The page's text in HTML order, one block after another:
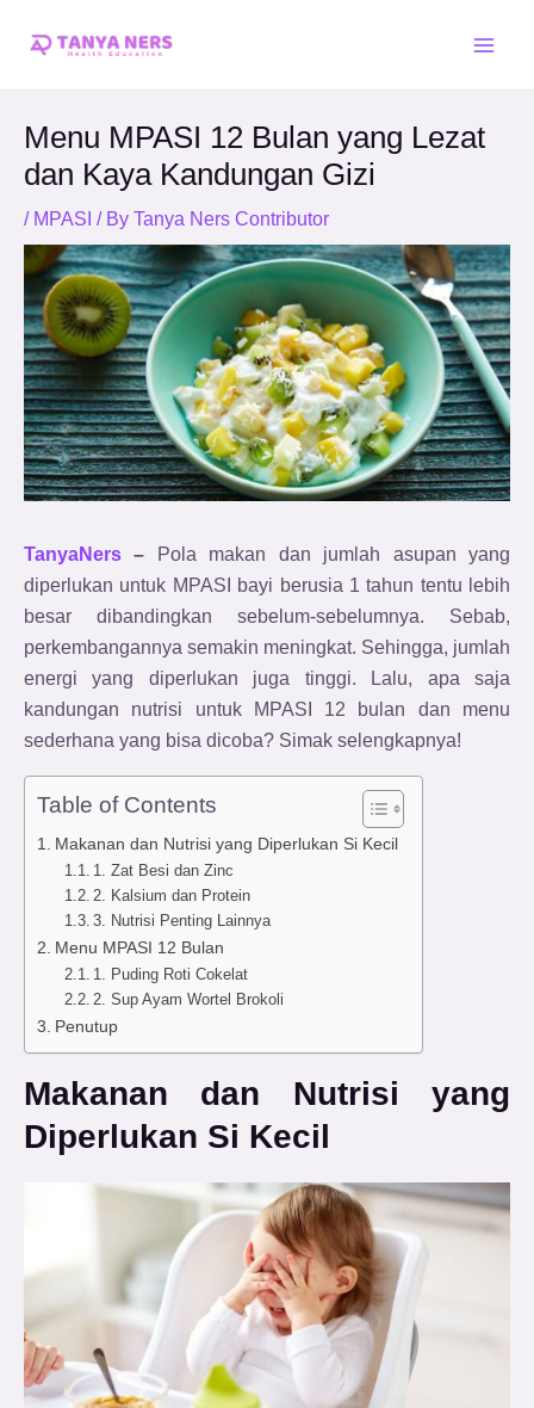
Menu MPASI 12 Bulan yang Lezat
dan Kaya Kandungan Gizi
/ MPASI / By Tanya Ners Contributor
TanyaNers –
Pola makan dan jumlah asupan yang
diperlukan untuk MPASI bayi berusia 1 tahun tentu lebih
besar dibandingkan sebelum-sebelumnya. Sebab,
perkembangannya semakin meningkat. Sehingga, jumlah
energi yang diperlukan juga tinggi. Lalu, apa saja
kandungan nutrisi untuk MPASI 12 bulan dan menu
sederhana yang bisa dicoba? Simak selengkapnya!
Table of Contents
Makanan dan Nutrisi yang Diperlukan Si Kecil
1. Zat Besi dan Zinc
2. Kalsium dan Protein
3. Nutrisi Penting Lainnya
Menu MPASI 12 Bulan
1. Puding Roti Cokelat
2. Sup Ayam Wortel Brokoli
Penutup
Makanan dan Nutrisi yang
Diperlukan Si Kecil
navigation